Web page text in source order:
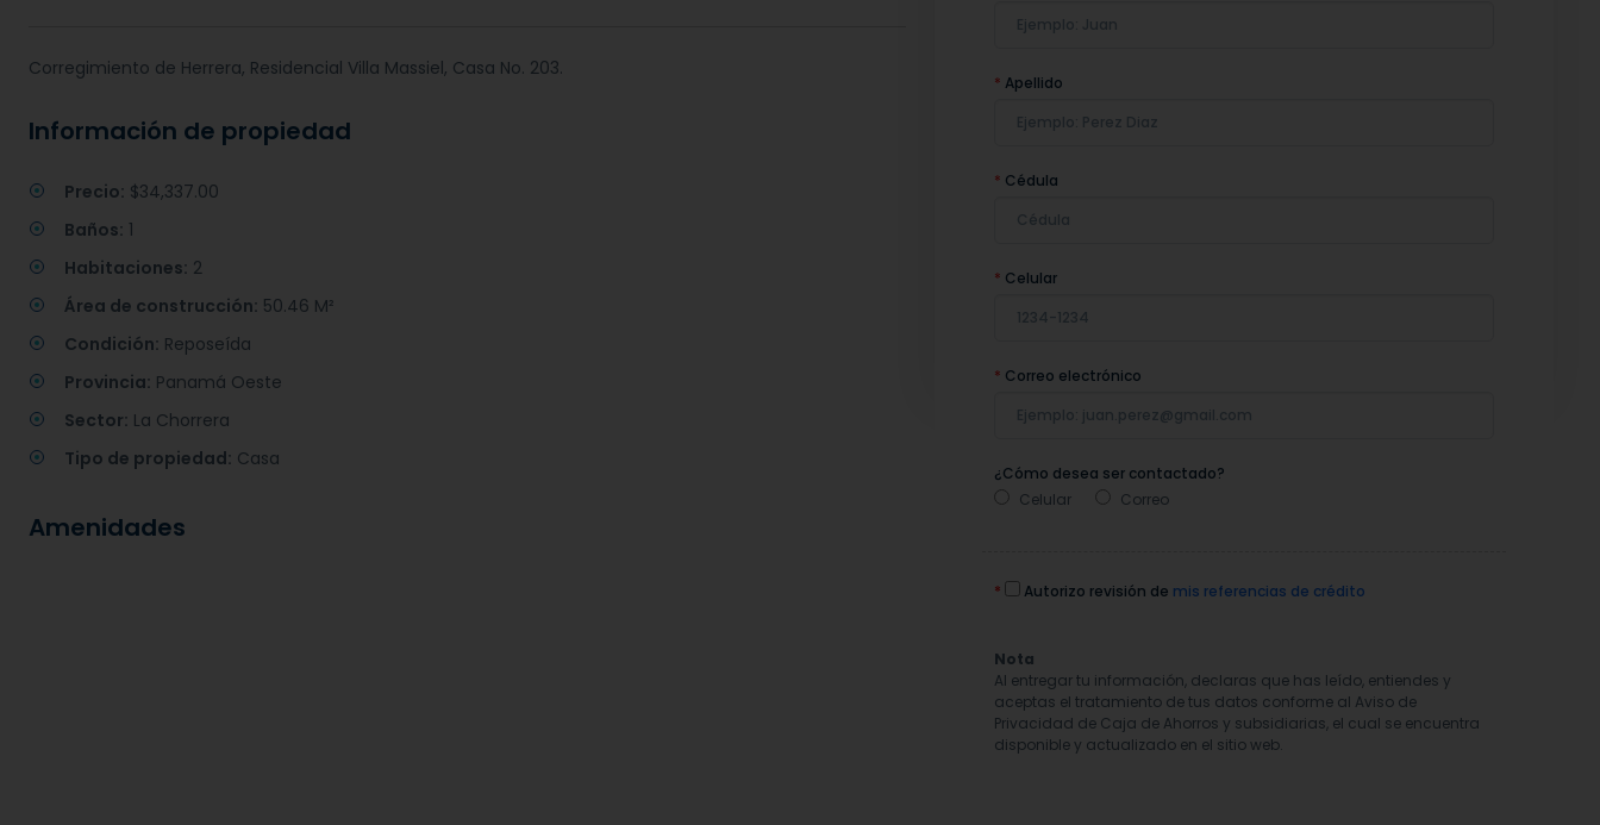
Corregimiento de Herrera, Residencial Villa Massiel, Casa No. 203.
Información de propiedad
Precio: $34,337.00
Baños: 1
Habitaciones: 2
Área de construcción: 50.46 M²
Condición: Reposeída
Provincia: Panamá Oeste
Sector: La Chorrera
Tipo de propiedad: Casa
Amenidades
* Apellido
* Cédula
* Celular
* Correo electrónico
¿Cómo desea ser contactado?
Celular
Correo
* Autorizo revisión de mis referencias de crédito
Nota
Al entregar tu información, declaras que has leído, entiendes y
aceptas el tratamiento de tus datos conforme al Aviso de
Privacidad de Caja de Ahorros y subsidiarias, el cual se encuentra
disponible y actualizado en el sitio web.